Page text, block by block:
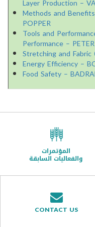
Layer
Methods
Tools and
Stretching
Energy
Food Safety
السابقة